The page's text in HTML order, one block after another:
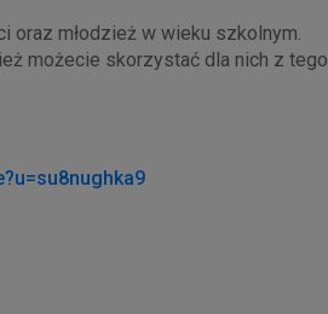
oraz młodzież w wieku szkolnym.
możecie skorzystać dla nich z tego